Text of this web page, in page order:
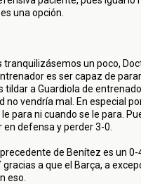
una opción.
tranquilizásemos un poco,
es ser capaz de
tildar a Guardiola de
no vendría mal. En especial
para ni cuando se le para.
defensa y perder 3-0.
de Benítez es un 0-
gracias a que el Barça, a
eso.